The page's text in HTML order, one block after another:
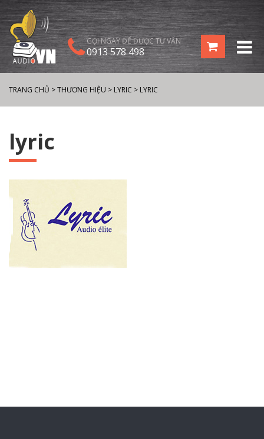
GỌI NGAY ĐỂ ĐƯỢC TƯ VẤN
0913 578 498
TRANG CHỦ >THƯƠNG HIỆU > LYRIC > LYRIC
lyric